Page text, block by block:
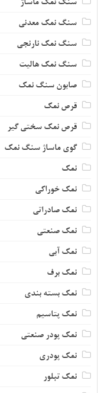
سنگ نمک ماساژ
سنگ نمک معدنی
سنگ نمک نارنجی
سنگ نمک هالیت
صابون سنگ نمک
قرص نمک
قرص نمک سختی گیر
گوی ماساژ سنگ نمک
نمک
نمک خوراکی
نمک صادراتی
نمک صنعتی
نمک آبی
نمک برف
نمک بسته بندی
نمک پتاسیم
نمک پودر صنعتی
نمک پودری
نمک تبلور